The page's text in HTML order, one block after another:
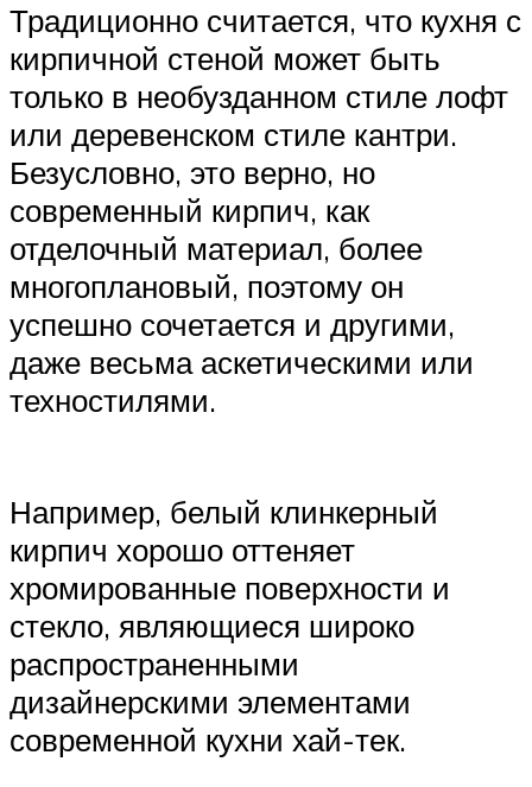
Традиционно считается, что кухня с
кирпичной стеной может быть
только в необузданном стиле лофт
или деревенском стиле кантри.
Безусловно, это верно, но
современный кирпич, как
отделочный материал, более
многоплановый, поэтому он
успешно сочетается и другими,
даже весьма аскетическими или
техностилями.
Например, белый клинкерный
кирпич хорошо оттеняет
хромированные поверхности и
стекло, являющиеся широко
распространенными
дизайнерскими элементами
современной кухни хай-тек.